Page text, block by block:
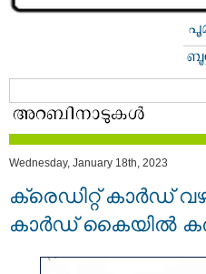
Wednesday, January 18th, 2023
ക്രെഡിറ്റ് കാര്‍ഡ്
കാര്‍ഡ് കൈയില്‍